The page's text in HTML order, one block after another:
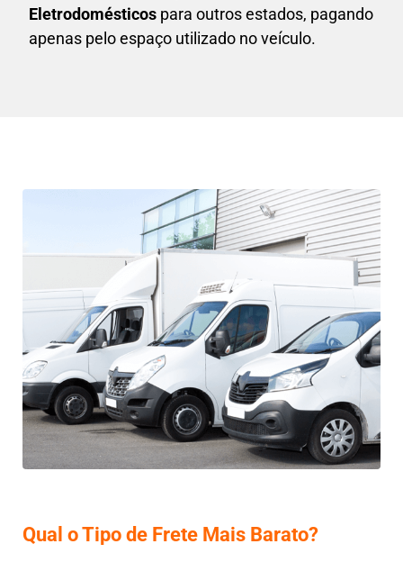
Eletrodomésticos para outros estados, pagando
apenas pelo espaço utilizado no veículo.
Qual o Tipo de Frete Mais Barato?